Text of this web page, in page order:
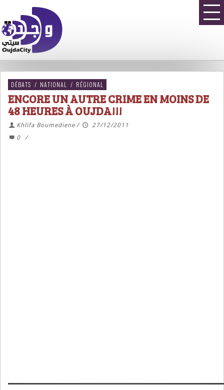
DÉBATS / NATIONAL / RÉGIONAL
ENCORE UN AUTRE CRIME EN MOINS DE
48 HEURES À OUJDA!!!
Khlifa Boumediene /
27/12/2011
0
/